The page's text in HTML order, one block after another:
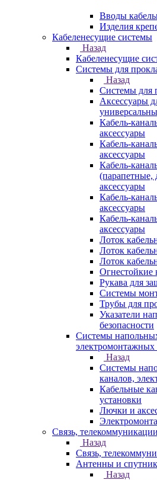
Вводы
Изделия
Кабеленесущие системы
Назад
Кабеленесущие
Системы для
Назад
Системы для
Аксессуары
Кабель-
аксессуары
Кабель-
аксессуары
Кабель-
аксессуары
Кабель-
аксессуары
Кабель-
аксессуары
Лоток
Лоток
Лоток
Огнестойкие
Рукава для
Системы
Трубы для
Указатели
безопасности
Системы
электромонтажных
Назад
Системы
каналов,
Кабельные
установки
Лючки и
Связь, телекоммуникации
Назад
Связь,
Антенны и
Назад